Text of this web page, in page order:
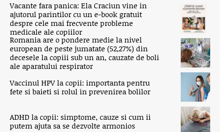
Vacante fara panica: Ela Craciun vine in
ajutorul parintilor cu un e-book gratuit
despre cele mai frecvente probleme
medicale ale copiilor
Romania are o pondere medie la nivel
european de peste jumatate (52,27%) din
decesele la copiii sub un an, cauzate de boli
ale aparatului respirator
Vaccinul HPV la copii: importanta pentru
fete si baieti si rolul in prevenirea bolilor
ADHD la copii: simptome, cauze si cum ii
putem ajuta sa se dezvolte armonios